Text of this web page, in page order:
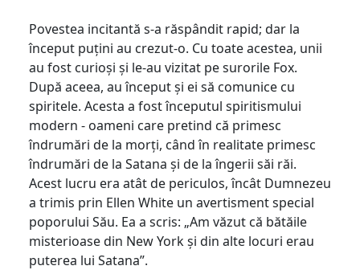
Povestea incitantă s-a răspândit rapid; dar la
început puțini au crezut-o. Cu toate acestea, unii
au fost curioși și le-au vizitat pe surorile Fox.
După aceea, au început și ei să comunice cu
spiritele. Acesta a fost începutul spiritismului
modern - oameni care pretind că primesc
îndrumări de la morți, când în realitate primesc
îndrumări de la Satana și de la îngerii săi răi.
Acest lucru era atât de periculos, încât Dumnezeu
a trimis prin Ellen White un avertisment special
poporului Său. Ea a scris: „Am văzut că bătăile
misterioase din New York și din alte locuri erau
puterea lui Satana”.